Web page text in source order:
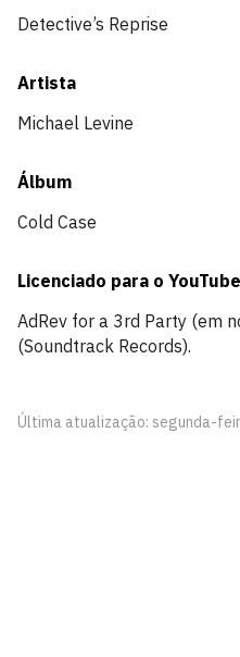
Detective’s Reprise
Artista
Michael Levine
Álbum
Cold Case
Licenciado para o
AdRev for a 3rd Party (em
(Soundtrack Records).
Última atualização: segunda-